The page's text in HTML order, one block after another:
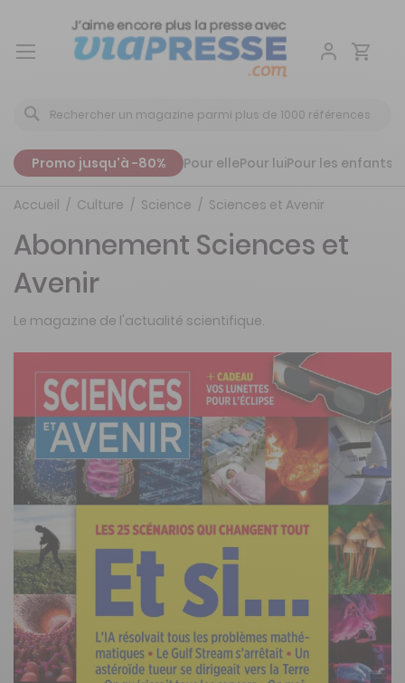
Aller
Promo jusqu'à -80% Pour ellePour luiPour les enfants
Accueil Culture Science Sciences et Avenir
Abonnement Sciences et
Avenir
Le magazine de l'actualité scientifique.